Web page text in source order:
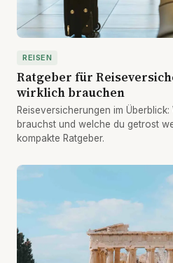
REISEN
Ratgeber für
wirklich brauchen
Reiseversicherungen im
brauchst und welche du getrost
kompakte Ratgeber.